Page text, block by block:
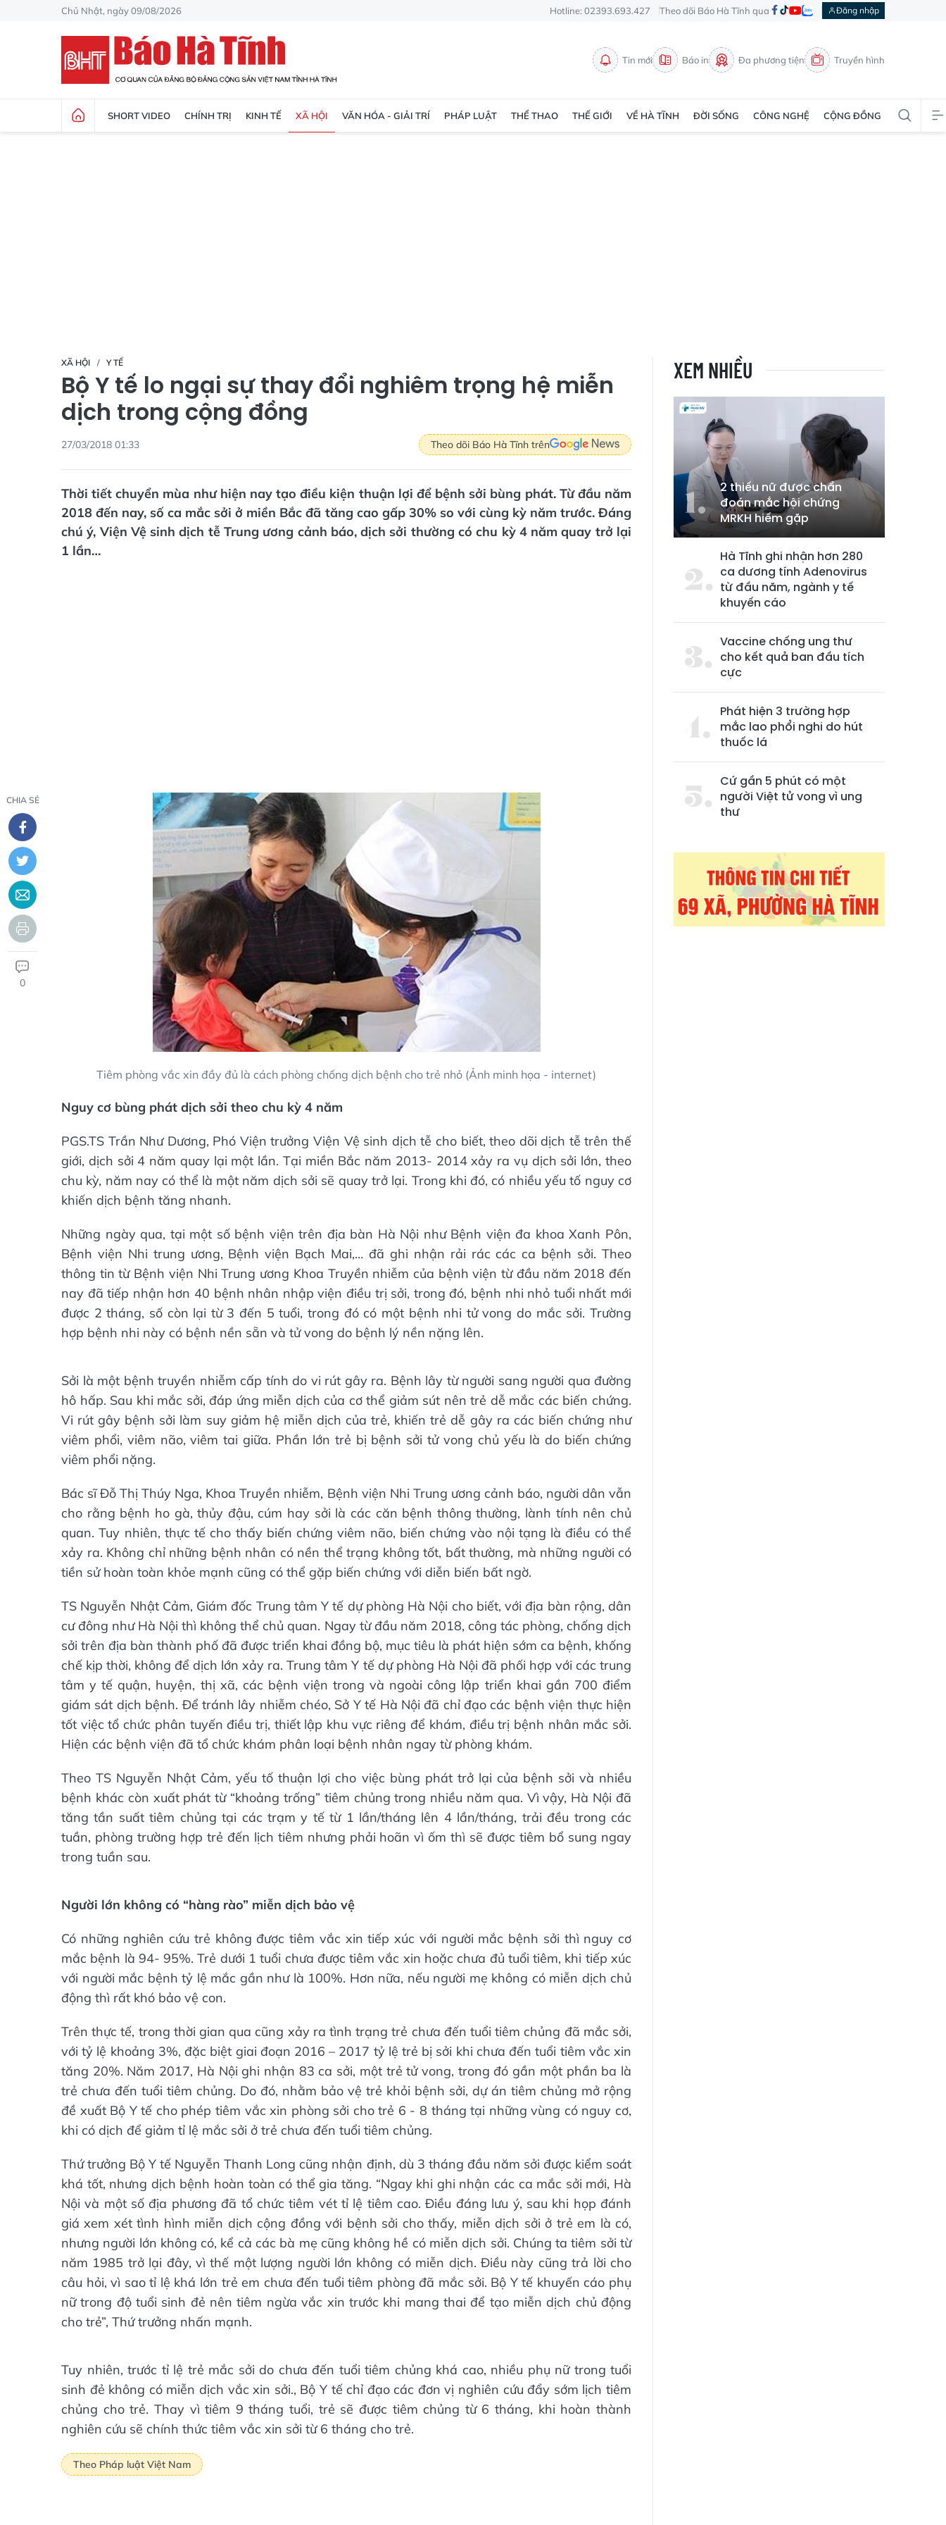
Chủ Nhật, ngày 09/08/2026 Hotline: 02393.693.427 Theo dõi Báo Hà Tĩnh qua Đăng nhập
Tin mới Báo in Đa phương tiện Truyền hình
SHORT VIDEO CHÍNH TRỊ KINH TẾ XÃ HỘI VĂN HÓA - GIẢI TRÍ PHÁP LUẬT THỂ THAO THẾ GIỚI VỀ HÀ TĨNH ĐỜI SỐNG CÔNG NGHỆ CỘNG ĐỒNG
XÃ HỘI Y TẾ
Bộ Y tế lo ngại sự thay đổi nghiêm trọng hệ miễn
dịch trong cộng đồng
27/03/2018 01:33 Theo dõi Báo Hà Tĩnh trên
Thời tiết chuyển mùa như hiện nay tạo điều kiện thuận lợi để bệnh sởi bùng phát. Từ đầu năm
2018 đến nay, số ca mắc sởi ở miền Bắc đã tăng cao gấp 30% so với cùng kỳ năm trước. Đáng
chú ý, Viện Vệ sinh dịch tễ Trung ương cảnh báo, dịch sởi thường có chu kỳ 4 năm quay trở lại
1 lần…
CHIA SẺ
0
Tiêm phòng vắc xin đầy đủ là cách phòng chống dịch bệnh cho trẻ nhỏ (Ảnh minh họa - internet)
Nguy cơ bùng phát dịch sởi theo chu kỳ 4 năm
PGS.TS Trần Như Dương, Phó Viện trưởng Viện Vệ sinh dịch tễ cho biết, theo dõi dịch tễ trên thế
giới, dịch sởi 4 năm quay lại một lần. Tại miền Bắc năm 2013- 2014 xảy ra vụ dịch sởi lớn, theo
chu kỳ, năm nay có thể là một năm dịch sởi sẽ quay trở lại. Trong khi đó, có nhiều yếu tố nguy cơ
khiến dịch bệnh tăng nhanh.
Những ngày qua, tại một số bệnh viện trên địa bàn Hà Nội như Bệnh viện đa khoa Xanh Pôn,
Bệnh viện Nhi trung ương, Bệnh viện Bạch Mai,… đã ghi nhận rải rác các ca bệnh sởi. Theo
thông tin từ Bệnh viện Nhi Trung ương Khoa Truyền nhiễm của bệnh viện từ đầu năm 2018 đến
nay đã tiếp nhận hơn 40 bệnh nhân nhập viện điều trị sởi, trong đó, bệnh nhi nhỏ tuổi nhất mới
được 2 tháng, số còn lại từ 3 đến 5 tuổi, trong đó có một bệnh nhi tử vong do mắc sởi. Trường
hợp bệnh nhi này có bệnh nền sẵn và tử vong do bệnh lý nền nặng lên.
Sởi là một bệnh truyền nhiễm cấp tính do vi rút gây ra. Bệnh lây từ người sang người qua đường
hô hấp. Sau khi mắc sởi, đáp ứng miễn dịch của cơ thể giảm sút nên trẻ dễ mắc các biến chứng.
Vi rút gây bệnh sởi làm suy giảm hệ miễn dịch của trẻ, khiến trẻ dễ gây ra các biến chứng như
viêm phổi, viêm não, viêm tai giữa. Phần lớn trẻ bị bệnh sởi tử vong chủ yếu là do biến chứng
viêm phổi nặng.
Bác sĩ Đỗ Thị Thúy Nga, Khoa Truyền nhiễm, Bệnh viện Nhi Trung ương cảnh báo, người dân vẫn
cho rằng bệnh ho gà, thủy đậu, cúm hay sởi là các căn bệnh thông thường, lành tính nên chủ
quan. Tuy nhiên, thực tế cho thấy biến chứng viêm não, biến chứng vào nội tạng là điều có thể
xảy ra. Không chỉ những bệnh nhân có nền thể trạng không tốt, bất thường, mà những người có
tiền sử hoàn toàn khỏe mạnh cũng có thể gặp biến chứng với diễn biến bất ngờ.
TS Nguyễn Nhật Cảm, Giám đốc Trung tâm Y tế dự phòng Hà Nội cho biết, với địa bàn rộng, dân
cư đông như Hà Nội thì không thể chủ quan. Ngay từ đầu năm 2018, công tác phòng, chống dịch
sởi trên địa bàn thành phố đã được triển khai đồng bộ, mục tiêu là phát hiện sớm ca bệnh, khống
chế kịp thời, không để dịch lớn xảy ra. Trung tâm Y tế dự phòng Hà Nội đã phối hợp với các trung
tâm y tế quận, huyện, thị xã, các bệnh viện trong và ngoài công lập triển khai gần 700 điểm
giám sát dịch bệnh. Để tránh lây nhiễm chéo, Sở Y tế Hà Nội đã chỉ đạo các bệnh viện thực hiện
tốt việc tổ chức phân tuyến điều trị, thiết lập khu vực riêng để khám, điều trị bệnh nhân mắc sởi.
Hiện các bệnh viện đã tổ chức khám phân loại bệnh nhân ngay từ phòng khám.
Theo TS Nguyễn Nhật Cảm, yếu tố thuận lợi cho việc bùng phát trở lại của bệnh sởi và nhiều
bệnh khác còn xuất phát từ “khoảng trống” tiêm chủng trong nhiều năm qua. Vì vậy, Hà Nội đã
tăng tần suất tiêm chủng tại các trạm y tế từ 1 lần/tháng lên 4 lần/tháng, trải đều trong các
tuần, phòng trường hợp trẻ đến lịch tiêm nhưng phải hoãn vì ốm thì sẽ được tiêm bổ sung ngay
trong tuần sau.
Người lớn không có “hàng rào” miễn dịch bảo vệ
Có những nghiên cứu trẻ không được tiêm vắc xin tiếp xúc với người mắc bệnh sởi thì nguy cơ
mắc bệnh là 94- 95%. Trẻ dưới 1 tuổi chưa được tiêm vắc xin hoặc chưa đủ tuổi tiêm, khi tiếp xúc
với người mắc bệnh tỷ lệ mắc gần như là 100%. Hơn nữa, nếu người mẹ không có miễn dịch chủ
động thì rất khó bảo vệ con.
Trên thực tế, trong thời gian qua cũng xảy ra tình trạng trẻ chưa đến tuổi tiêm chủng đã mắc sởi,
với tỷ lệ khoảng 3%, đặc biệt giai đoạn 2016 – 2017 tỷ lệ trẻ bị sởi khi chưa đến tuổi tiêm vắc xin
tăng 20%. Năm 2017, Hà Nội ghi nhận 83 ca sởi, một trẻ tử vong, trong đó gần một phần ba là
trẻ chưa đến tuổi tiêm chủng. Do đó, nhằm bảo vệ trẻ khỏi bệnh sởi, dự án tiêm chủng mở rộng
đề xuất Bộ Y tế cho phép tiêm vắc xin phòng sởi cho trẻ 6 - 8 tháng tại những vùng có nguy cơ,
khi có dịch để giảm tỉ lệ mắc sởi ở trẻ chưa đến tuổi tiêm chủng.
Thứ trưởng Bộ Y tế Nguyễn Thanh Long cũng nhận định, dù 3 tháng đầu năm sởi được kiểm soát
khá tốt, nhưng dịch bệnh hoàn toàn có thể gia tăng. “Ngay khi ghi nhận các ca mắc sởi mới, Hà
Nội và một số địa phương đã tổ chức tiêm vét tỉ lệ tiêm cao. Điều đáng lưu ý, sau khi họp đánh
giá xem xét tình hình miễn dịch cộng đồng với bệnh sởi cho thấy, miễn dịch sởi ở trẻ em là có,
nhưng người lớn không có, kể cả các bà mẹ cũng không hề có miễn dịch sởi. Chúng ta tiêm sởi từ
năm 1985 trở lại đây, vì thế một lượng người lớn không có miễn dịch. Điều này cũng trả lời cho
câu hỏi, vì sao tỉ lệ khá lớn trẻ em chưa đến tuổi tiêm phòng đã mắc sởi. Bộ Y tế khuyến cáo phụ
nữ trong độ tuổi sinh đẻ nên tiêm ngừa vắc xin trước khi mang thai để tạo miễn dịch chủ động
cho trẻ”, Thứ trưởng nhấn mạnh.
Tuy nhiên, trước tỉ lệ trẻ mắc sởi do chưa đến tuổi tiêm chủng khá cao, nhiều phụ nữ trong tuổi
sinh đẻ không có miễn dịch vắc xin sởi., Bộ Y tế chỉ đạo các đơn vị nghiên cứu đẩy sớm lịch tiêm
chủng cho trẻ. Thay vì tiêm 9 tháng tuổi, trẻ sẽ được tiêm chủng từ 6 tháng, khi hoàn thành
nghiên cứu sẽ chính thức tiêm vắc xin sởi từ 6 tháng cho trẻ.
Theo Pháp luật Việt Nam
XEM NHIỀU
2 thiếu nữ được chẩn
đoán mắc hội chứng
MRKH hiếm gặp
Hà Tĩnh ghi nhận hơn 280
ca dương tính Adenovirus
từ đầu năm, ngành y tế
khuyến cáo
Vaccine chống ung thư
cho kết quả ban đầu tích
cực
Phát hiện 3 trường hợp
mắc lao phổi nghi do hút
thuốc lá
Cứ gần 5 phút có một
người Việt tử vong vì ung
thư